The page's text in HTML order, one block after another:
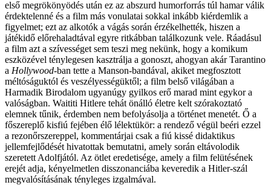
első megrökönyödés után ez az abszurd humorforrás túl hamar válik
érdektelenné és a film más vonulatai sokkal inkább kiérdemlik a
figyelmet; ezt az alkotók a vágás során érzékelhették, hiszen a
játékidő előrehaladtával egyre ritkábban találkozunk vele. Ráadásul
a film azt a szívességet sem teszi meg nekünk, hogy a komikum
eszközével ténylegesen kasztrálja a gonoszt, ahogyan akár Tarantino
a Hollywood-ban tette a Manson-bandával, akiket megfosztott
méltóságuktól és veszélyességüktől; a film belső világában a
Harmadik Birodalom ugyanúgy gyilkos erő marad mint egykor a
valóságban. Waititi Hitlere tehát önálló életre kelt szórakoztató
elemnek tűnik, érdemben nem befolyásolja a történet menetét. Ő a
főszereplő kisfiú fejében élő lélektükör: a rendező végül beéri ezzel
a rezonőrszereppel, kommentárjai csak a fiú kissé didaktikus
jellemfejlődését hivatottak bemutatni, amely során eltávolodik
szeretett Adolfjától. Az ötlet eredetisége, amely a film felütésének
erejét adja, kényelmetlen disszonanciába keveredik a Hitler-szál
megvalósításának tényleges izgalmával.